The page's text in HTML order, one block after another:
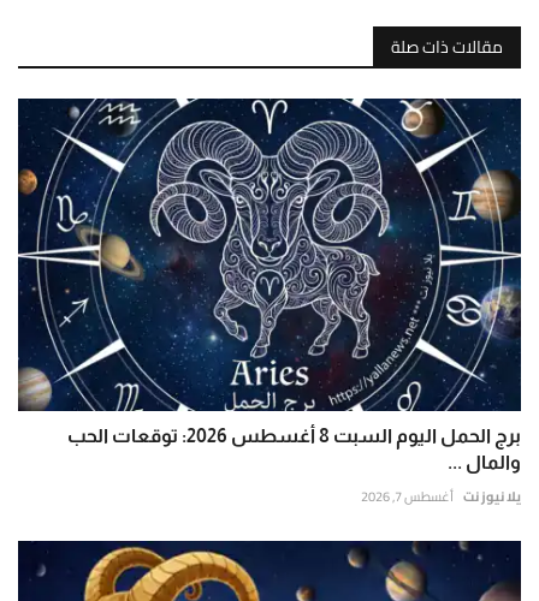
مقالات ذات صلة
برج الحمل اليوم السبت 8 أغسطس 2026: توقعات الحب
والمال ...
يلا نيوز نت أغسطس 7, 2026